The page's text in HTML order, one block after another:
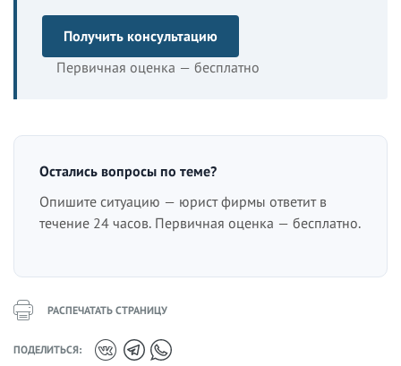
Получить консультацию
Первичная оценка — бесплатно
Остались вопросы по теме?
Опишите ситуацию — юрист фирмы ответит в
течение 24 часов. Первичная оценка — бесплатно.
РАСПЕЧАТАТЬ СТРАНИЦУ
ПОДЕЛИТЬСЯ: